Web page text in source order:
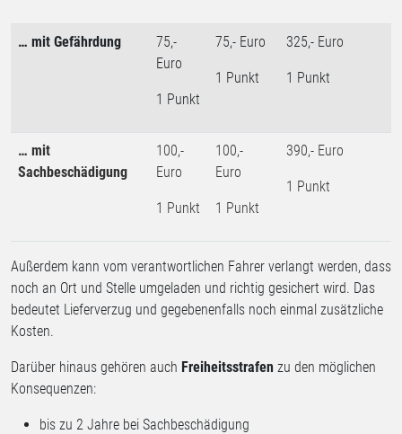
… mit Gefährdung
75,-
Euro
1 Punkt
75,- Euro
1 Punkt
325,- Euro
1 Punkt
… mit
Sachbeschädigung
100,-
Euro
1 Punkt
100,-
Euro
1 Punkt
390,- Euro
1 Punkt
Außerdem kann vom verantwortlichen Fahrer verlangt werden, dass
noch an Ort und Stelle umgeladen und richtig gesichert wird. Das
bedeutet Lieferverzug und gegebenenfalls noch einmal zusätzliche
Kosten.
Darüber hinaus gehören auch Freiheitsstrafen zu den möglichen
Konsequenzen:
bis zu 2 Jahre bei Sachbeschädigung